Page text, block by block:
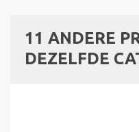
11 ANDERE
DEZELFDE